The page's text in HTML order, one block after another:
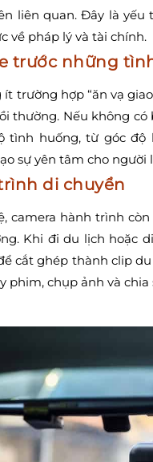
liên quan. Đây là
về pháp lý và tài chính.
trước những
trường hợp “ăn vạ
thường. Nếu không
tình huống, từ góc
sự yên tâm cho
di chuyển
camera hành trình
Khi đi du lịch hoặc
cắt ghép thành clip
phim, chụp ảnh và